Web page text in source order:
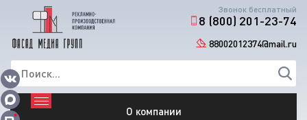
Звонок бесплатный
8 (800) 201-23-74
88002012374@mail.ru
О компании